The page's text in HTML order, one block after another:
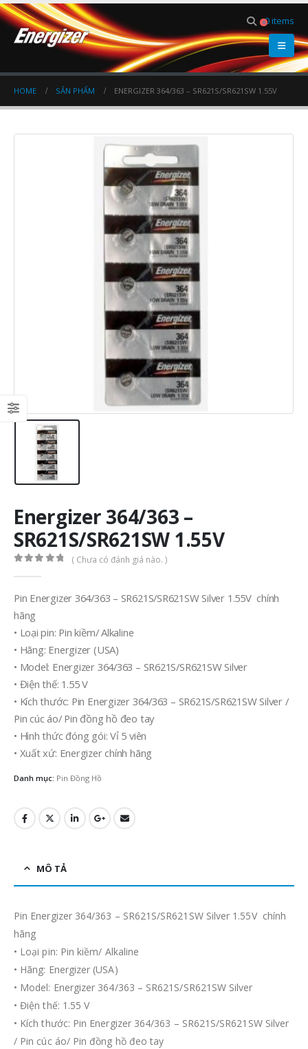
00 items
HOME SẢN PHẨM ENERGIZER 364/363 – SR621S/SR621SW 1.55V
Energizer 364/363 –
SR621S/SR621SW 1.55V
( Chưa có đánh giá nào. )
Pin Energizer 364/363 – SR621S/SR621SW Silver 1.55V chính
hãng
• Loại pin: Pin kiềm/ Alkaline
• Hãng: Energizer (USA)
• Model: Energizer 364/363 – SR621S/SR621SW Silver
• Điện thế: 1.55 V
• Kích thước: Pin Energizer 364/363 – SR621S/SR621SW Silver /
Pin cúc áo/ Pin đồng hồ đeo tay
• Hình thức đóng gói: Vỉ 5 viên
• Xuất xứ: Energizer chính hãng
Danh mục: Pin Đồng Hồ
MÔ TẢ
Pin Energizer 364/363 – SR621S/SR621SW Silver 1.55V chính
hãng
• Loại pin: Pin kiềm/ Alkaline
• Hãng: Energizer (USA)
• Model: Energizer 364/363 – SR621S/SR621SW Silver
• Điện thế: 1.55 V
• Kích thước: Pin Energizer 364/363 – SR621S/SR621SW Silver
/ Pin cúc áo/ Pin đồng hồ đeo tay